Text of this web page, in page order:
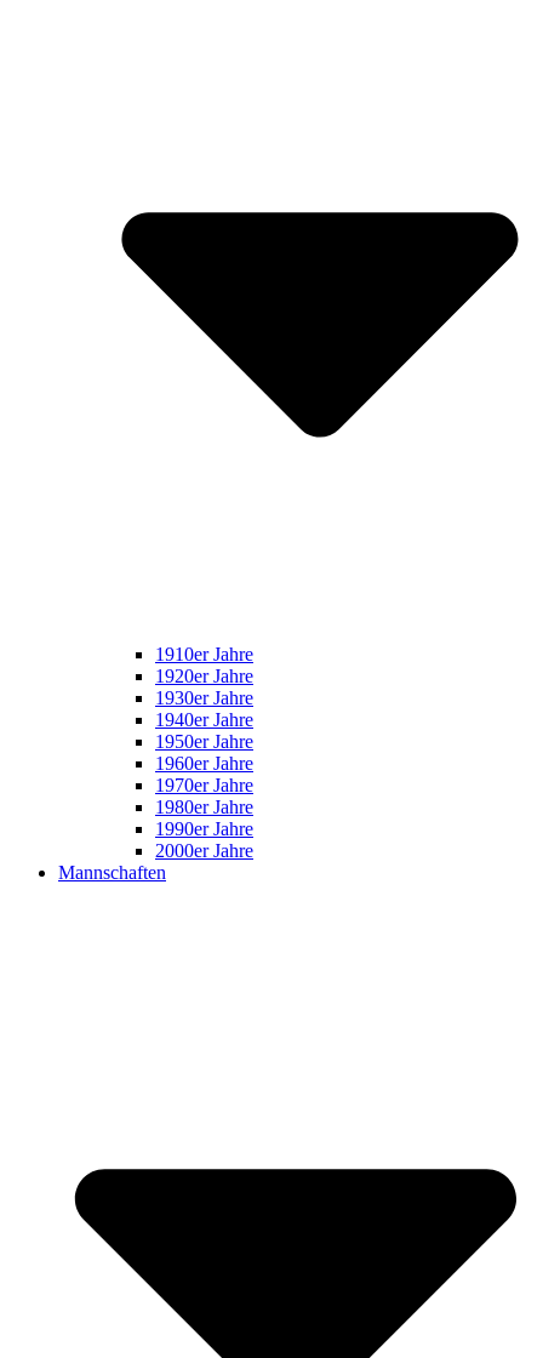
1910er Jahre
1920er Jahre
1930er Jahre
1940er Jahre
1950er Jahre
1960er Jahre
1970er Jahre
1980er Jahre
1990er Jahre
2000er Jahre
Mannschaften